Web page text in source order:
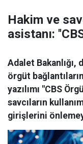
Hakim ve
asistanı:
Adalet Bakanlığı,
örgüt
yazılımı "CBS
savcıların
girişlerini